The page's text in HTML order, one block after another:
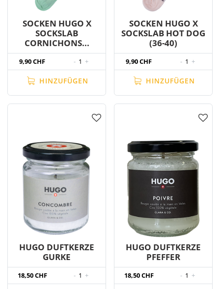
SOCKEN HUGO X
SOCKSLAB
CORNICHONS...
9,90 CHF - 1 +
HINZUFÜGEN
SOCKEN HUGO X
SOCKSLAB HOT DOG
(36-40)
9,90 CHF - 1 +
HINZUFÜGEN
HUGO DUFTKERZE
GURKE
18,50 CHF - 1 +
HUGO DUFTKERZE
PFEFFER
18,50 CHF - 1 +